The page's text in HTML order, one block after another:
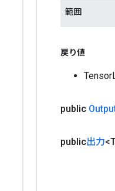
範囲
戻り値
public
public出力